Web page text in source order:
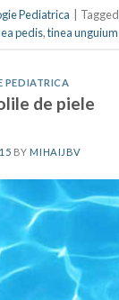
Pediatrica Tagged
pedis,tinea unguium
PEDIATRICA
de piele
BYMIHAIJBV